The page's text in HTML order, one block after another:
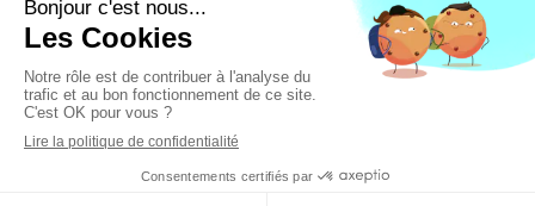
Leslundi,mardi
vendredi
Plan du site
Mentions légales